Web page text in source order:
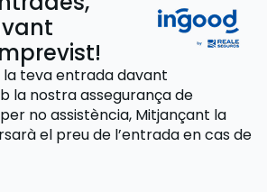
teva entrada davant
la nostra assegurança de
no assistència, Mitjançant la
el preu de l’entradaen cas de